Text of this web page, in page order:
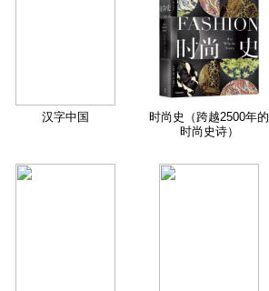
汉字中国
时尚史（跨越2500年的
时尚史诗）